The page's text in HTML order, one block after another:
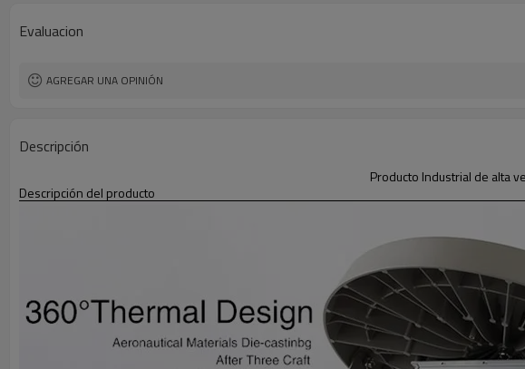
Evaluacion
AGREGAR UNA OPINIÓN
Descripción
Producto Industrial de alta
Descripción del producto